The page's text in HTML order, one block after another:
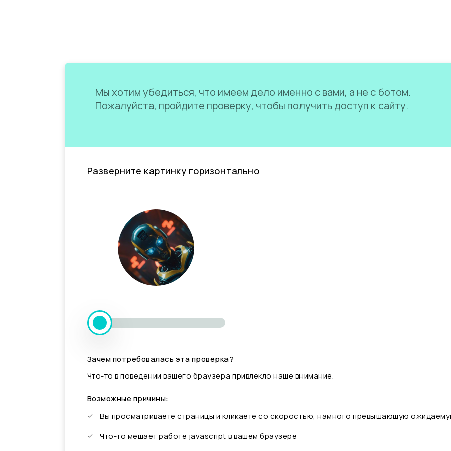
Мы хотим убедиться, что имеем дело именно с вами, а не с ботом.
Пожалуйста, пройдите проверку, чтобы получить доступ к сайту.
Разверните картинку горизонтально
Зачем потребовалась эта проверка?
Что-то в поведении вашего браузера привлекло наше внимание.
Возможные причины:
Вы просматриваете страницы и кликаете со скоростью, намного превышающую
Что-то мешает работе javascript в вашем браузере